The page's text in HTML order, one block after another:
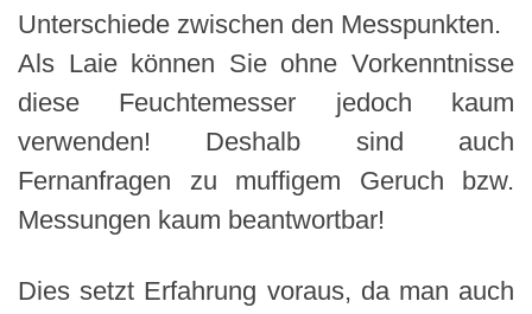
Unterschiede zwischen den Messpunkten.
Als Laie können Sie ohne Vorkenntnisse
diese Feuchtemesser jedoch kaum
verwenden! Deshalb sind auch
Fernanfragen zu muffigem Geruch bzw.
Messungen kaum beantwortbar!
Dies setzt Erfahrung voraus, da man auch